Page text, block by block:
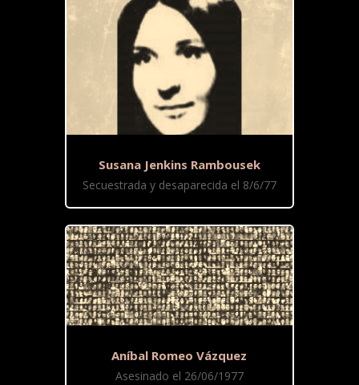
Susana Jenkins Rambousek
Secuestrada y desaparecida el 8/6/77
Aníbal Romeo Vázquez
Asesinado el 26/06/1977